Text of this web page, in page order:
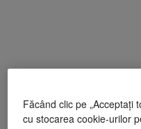
Făcând clic pe „Acceptați
cu stocarea cookie-urilor